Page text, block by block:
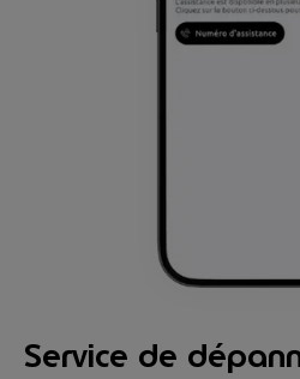
Service de